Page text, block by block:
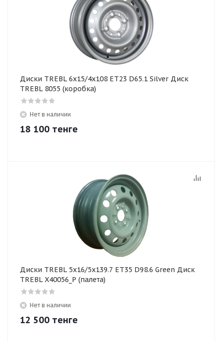
Диски TREBL 6x15/4x108 ET23 D65.1 Silver Диск
TREBL 8055 (коробка)
Нет в наличии
18 100 тенге
Диски TREBL 5x16/5x139.7 ET35 D98.6 Green Диск
TREBL X40056_P (палета)
Нет в наличии
12 500 тенге